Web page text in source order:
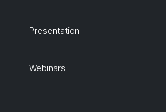
Presentation
Webinars